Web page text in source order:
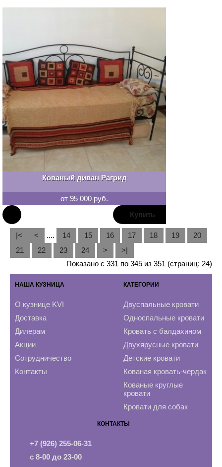
закладки
Кованый диван Рагрид
от 95 000 руб.
В
закладки
|< < .... 14 15 16 17 18 19
20
21
22 23 24 >
>|
Показано с 331 по 345 из 351 (страниц: 24)
НАША КУЗНИЦА
О кузнице KVI
Доставка
Дилерам
Акции
Сотрудничество
Контакты
КАТЕГОРИИ
Двуспальные кровати
Односпальные кровати
Кровать с балдахином
Двухярусные кровати
Детские кровати
Кованая кровать-чердак
Кованые круглые
кровати
Кровати для собак
КОНТАКТЫ
+7 (926) 255-06-31
с 8-00 до 23-00